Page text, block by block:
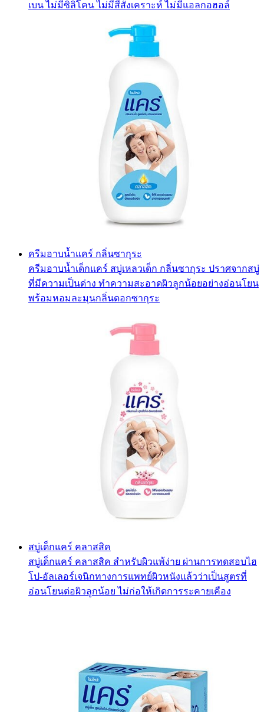
เบน ไม่มีซิลิโคน ไม่มีสีสังเคราะห์ ไม่มีแอลกอฮอล์
ครีมอาบน้ำแคร์ กลิ่นซากุระ
ครีมอาบน้ำเด็กแคร์ สบู่เหลวเด็ก กลิ่นซากุระ ปราศจากสบู่
ที่มีความเป็นด่าง ทำความสะอาดผิวลูกน้อยอย่างอ่อนโยน
พร้อมหอมละมุนกลิ่นดอกซากุระ
สบู่เด็กแคร์ คลาสสิค
สบู่เด็กแคร์ คลาสสิค สำหรับผิวแพ้ง่าย ผ่านการทดสอบไฮ
โป-อัลเลอร์เจนิกทางการแพทย์ผิวหนังแล้วว่าเป็นสูตรที่
อ่อนโยนต่อผิวลูกน้อย ไม่ก่อให้เกิดการระคายเคือง